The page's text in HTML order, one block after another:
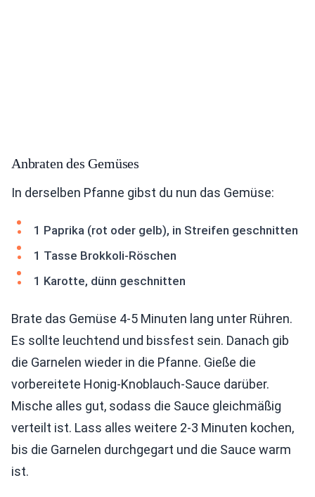
Anbraten des Gemüses
In derselben Pfanne gibst du nun das Gemüse:
1 Paprika (rot oder gelb), in Streifen geschnitten
1 Tasse Brokkoli-Röschen
1 Karotte, dünn geschnitten
Brate das Gemüse 4-5 Minuten lang unter Rühren.
Es sollte leuchtend und bissfest sein. Danach gib
die Garnelen wieder in die Pfanne. Gieße die
vorbereitete Honig-Knoblauch-Sauce darüber.
Mische alles gut, sodass die Sauce gleichmäßig
verteilt ist. Lass alles weitere 2-3 Minuten kochen,
bis die Garnelen durchgegart und die Sauce warm
ist.